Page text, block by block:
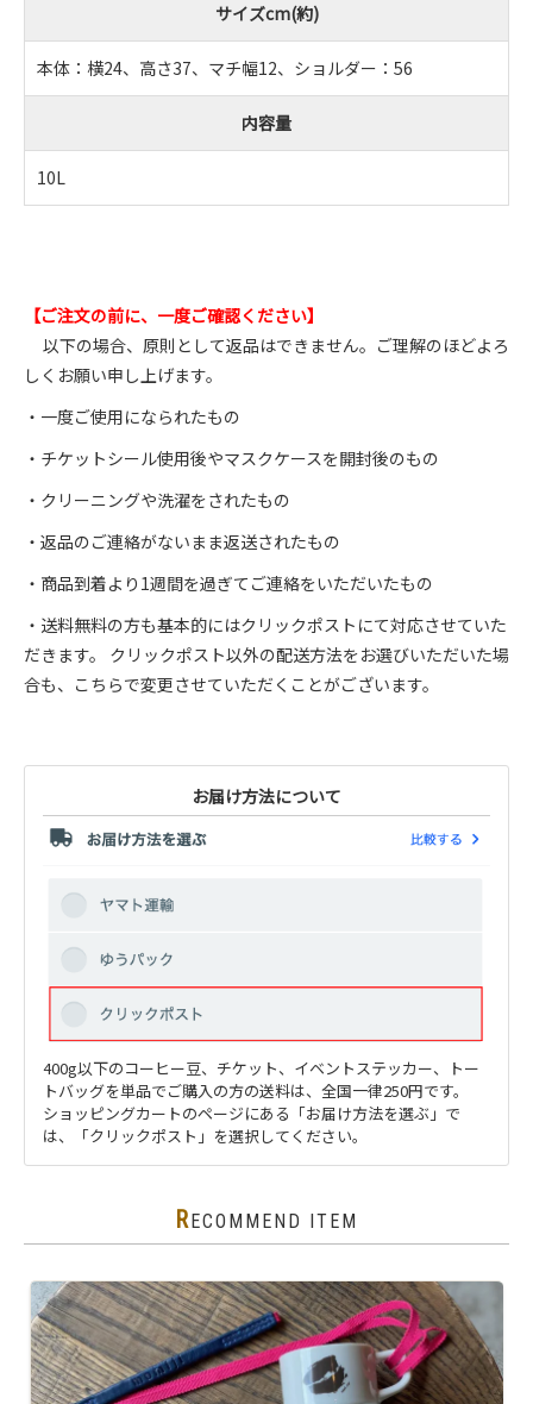
サイズcm(約)
本体：横24、高さ37、マチ幅12、ショルダー：56
内容量
10L
【ご注文の前に、一度ご確認ください】
以下の場合、原則として返品はできません。ご理解のほどよろ
しくお願い申し上げます。
・一度ご使用になられたもの
・チケットシール使用後やマスクケースを開封後のもの
・クリーニングや洗濯をされたもの
・返品のご連絡がないまま返送されたもの
・商品到着より1週間を過ぎてご連絡をいただいたもの
・送料無料の方も基本的にはクリックポストにて対応させていた
だきます。 クリックポスト以外の配送方法をお選びいただいた場
合も、こちらで変更させていただくことがございます。
お届け方法について
400g以下のコーヒー豆、チケット、イベントステッカー、トー
トバッグを単品でご購入の方の送料は、全国一律250円です。
ショッピングカートのページにある「お届け方法を選ぶ」で
は、「クリックポスト」を選択してください。
RECOMMEND ITEM